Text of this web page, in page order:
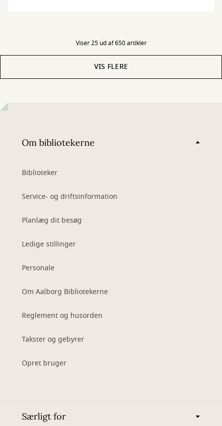
Viser 25 ud af 650 artikler
VIS FLERE
Om bibliotekerne
Biblioteker
Service- og driftsinformation
Planlæg dit besøg
Ledige stillinger
Personale
Om Aalborg Bibliotekerne
Reglement og husorden
Takster og gebyrer
Opret bruger
Særligt for